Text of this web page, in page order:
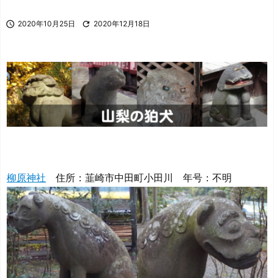
 2020年10月25日  2020年12月18日
柳原神社 住所：韮崎市中田町小田川 年号：不明